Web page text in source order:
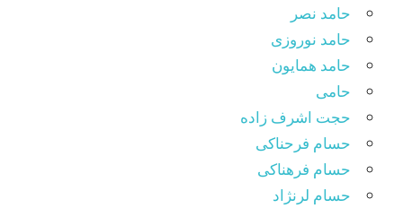
حامد نصر
حامد نوروزی
حامد همایون
حامی
حجت اشرف زاده
حسام فرحناکی
حسام فرهناکی
حسام لرنژاد